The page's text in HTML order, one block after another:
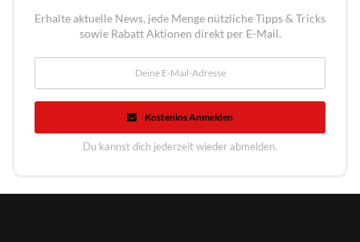
Erhalte aktuelle News, jede Menge nützliche Tipps & Tricks
sowie Rabatt Aktionen direkt per E-Mail.
Kostenlos Anmelden
Du kannst dich jederzeit wieder abmelden.